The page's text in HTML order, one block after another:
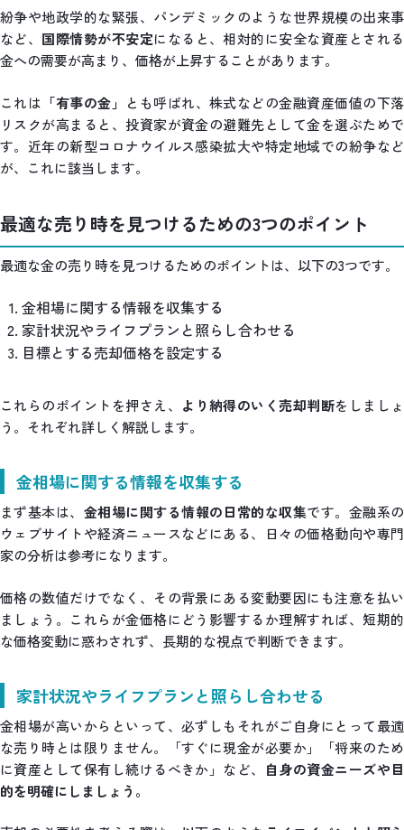
紛争や地政学的な緊張、パンデミックのような世界規模の出来事
など、 国際情勢が不安定になると、相対的に安全な資産とされる
金への需要が高まり、価格が上昇することがあります。
これは 「有事の金」
とも呼ばれ、株式などの金融資産価値の下落
リスクが高まると、投資家が資金の避難先として金を選ぶためで
す。近年の新型コロナウイルス感染拡大や特定地域での紛争など
が、これに該当します。
最適な売り時を見つけるための3つのポイント
最適な金の売り時を見つけるためのポイントは、以下の3つです。
金相場に関する情報を収集する
家計状況やライフプランと照らし合わせる
目標とする売却価格を設定する
これらのポイントを押さえ、 より納得のいく売却判断をしましょ
う。それぞれ詳しく解説します。
金相場に関する情報を収集する
まず基本は、 金相場に関する情報の日常的な収集です。金融系の
ウェブサイトや経済ニュースなどにある、日々の価格動向や専門
家の分析は参考になります。
価格の数値だけでなく、その背景にある変動要因にも注意を払い
ましょう。これらが金価格にどう影響するか理解すれば、短期的
な価格変動に惑わされず、長期的な視点で判断できます。
家計状況やライフプランと照らし合わせる
金相場が高いからといって、必ずしもそれがご自身にとって最適
な売り時とは限りません。「すぐに現金が必要か」「将来のため
に資産として保有し続けるべきか」など、
自身の資金ニーズや目
的を明確にしましょう。